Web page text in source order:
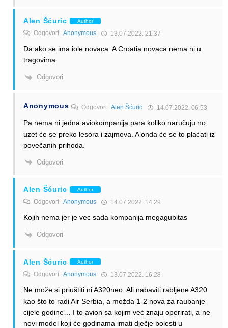
Alen Šćuric Author
Odgovori Anonymous 13.07.2022. 21:37
Da ako se ima iole novaca. A Croatia novaca nema ni u
tragovima.
Odgovori
Anonymous OdgovoriAlen Šćuric 14.07.2022. 06:53
Pa nema ni jedna aviokompanija para koliko naručuju no
uzet će se preko lesora i zajmova. A onda će se to plaćati iz
povečanih prihoda.
Odgovori
Alen Šćuric Author
Odgovori Anonymous 14.07.2022. 14:29
Kojih nema jer je vec sada kompanija megagubitas
Odgovori
Alen Šćuric Author
Odgovori Anonymous 13.07.2022. 16:28
Ne može si priuštiti ni A320neo. Ali nabaviti rabljene A320
kao što to radi Air Serbia, a možda 1-2 nova za raubanje
cijele godine… I to avion sa kojim već znaju operirati, a ne
novi model koji će godinama imati dječje bolesti u